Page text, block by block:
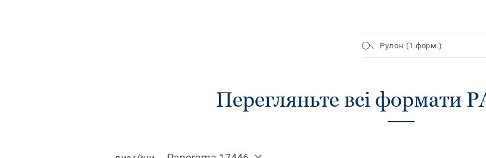
Рулон (1 форм.)
Перегляньте всі формати